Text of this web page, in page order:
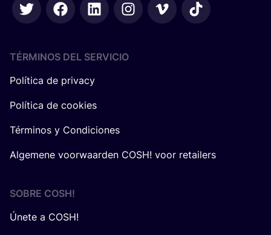
TÉRMINOS DEL SERVICIO
Política de privacy
Política de cookies
Términos y Condiciones
Algemene voorwaarden COSH! voor retailers
SOBRE COSH!
Únete a COSH!